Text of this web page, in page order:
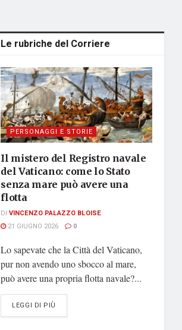
Le rubriche del Corriere
PERSONAGGI E STORIE
Il mistero del Registro navale
del Vaticano: come lo Stato
senza mare può avere una
flotta
DI VINCENZO PALAZZO BLOISE
21 GIUGNO 2026
0
Lo sapevate che la Città del Vaticano,
pur non avendo uno sbocco al mare,
può avere una propria flotta navale?...
LEGGI DI PIÙ